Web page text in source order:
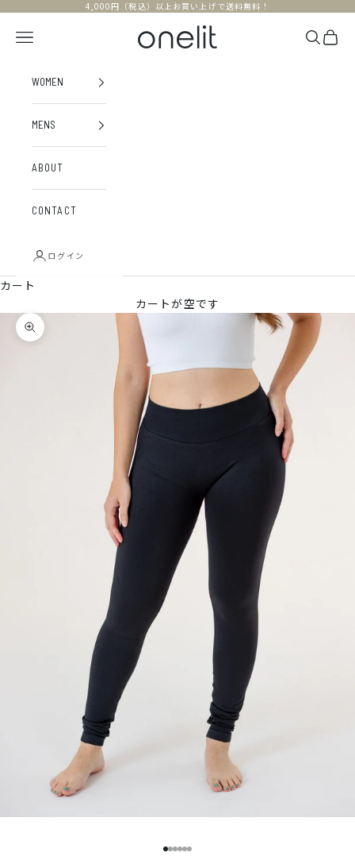
コンテンツへスキップ4,000円（税込）以上お買い上げで送料無料！
onelit
メニュー 検索カー
WOMEN
MENS
ABOUT
CONTACT
ログイン
カート
カートが空です
ズームイン
I18n Error: Missing interpolation
I18n Error: Missing interpolation
I18n Error: Missing interpolation
I18n Error: Missing
I18n Error: Missing
I18n Error: Missing